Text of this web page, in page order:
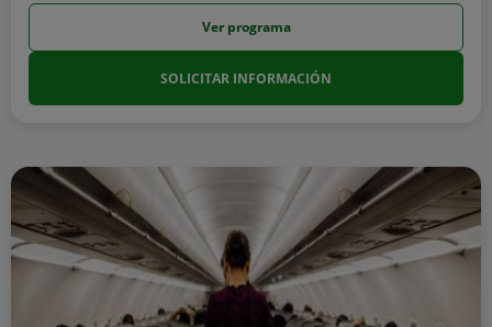
Ver programa
SOLICITAR INFORMACIÓN